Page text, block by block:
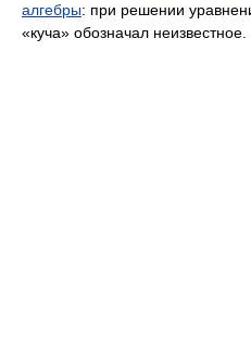
алгебры: при решении
«куча» обозначал неизвестное.